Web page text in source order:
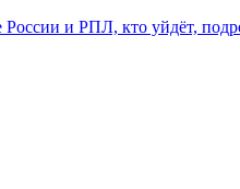
России и РПЛ, кто уйдёт,